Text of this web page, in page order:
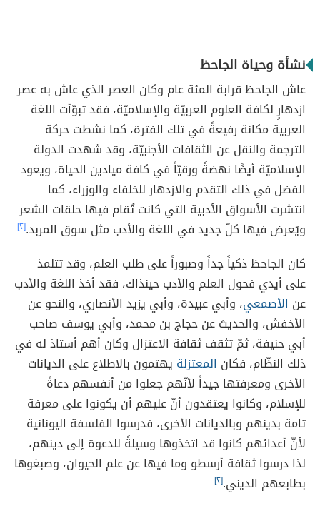
نشأة وحياة الجاحظ
عاش الجاحظ قرابة المئة عام وكان العصر الذي عاش به عصر
ازدهارٍ لكافة العلوم العربيّة والإسلاميّة، فقد تبوّأت اللغة
العربية مكانة رفيعةً في تلك الفترة، كما نشطت حركة
الترجمة والنقل عن الثقافات الأجنبيّة، وقد شهدت الدولة
الإسلاميّة أيضًا نهضةً ورقيّاً في كافة ميادين الحياة، ويعود
الفضل في ذلك التقدم والازدهار للخلفاء والوزراء، كما
انتشرت الأسواق الأدبية التي كانت تُقام فيها حلقات الشعر
ويُعرض فيها كلّ جديد في اللغة والأدب مثل سوق المربد.[٢]
كان الجاحظ ذكياً جداً وصبوراً على طلب العلم، وقد تتلمذ
على أيدي فحول العلم والأدب حينذاك، فقد أخذ اللغة والأدب
عن الأصمعي، وأبي عبيدة، وأبي يزيد الأنصاري، والنحو عن
الأخفش، والحديث عن حجاج بن محمد، وأبي يوسف صاحب
أبي حنيفة، ثمّ تثقف ثقافة الاعتزال وكان أهم أستاذ له في
ذلك النظّام، فكان المعتزلة يهتمون بالاطلاع على الديانات
الأخرى ومعرفتها جيداً لأنّهم جعلوا من أنفسهم دعاةً
للإسلام، وكانوا يعتقدون أنّ عليهم أن يكونوا على معرفة
تامة بدينهم وبالديانات الأخرى، فدرسوا الفلسفة اليونانية
لأنّ أعدائهم كانوا قد اتخذوها وسيلةً للدعوة إلى دينهم،
لذا درسوا ثقافة أرسطو وما فيها عن علم الحيوان، وصبغوها
بطابعهم الديني.[٢]